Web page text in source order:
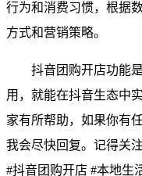
行为和消费习惯，根据
方式和营销策略。
抖音团购开店功能
用，就能在抖音生态中
家有所帮助，如果你有
我会尽快回复。记得关
#抖音团购开店 #本地生